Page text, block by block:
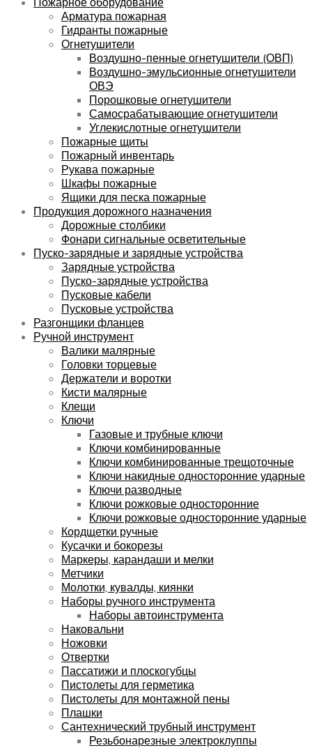
Арматура пожарная
Гидранты пожарные
Огнетушители
Воздушно-пенные огнетушители (ОВП)
Воздушно-эмульсионные огнетушители
ОВЭ
Порошковые огнетушители
Самосрабатывающие огнетушители
Углекислотные огнетушители
Пожарные щиты
Пожарный инвентарь
Рукава пожарные
Шкафы пожарные
Ящики для песка пожарные
Продукция дорожного назначения
Дорожные столбики
Фонари сигнальные осветительные
Пуско-зарядные и зарядные устройства
Зарядные устройства
Пуско-зарядные устройства
Пусковые кабели
Пусковые устройства
Разгонщики фланцев
Ручной инструмент
Валики малярные
Головки торцевые
Держатели и воротки
Кисти малярные
Клещи
Ключи
Газовые и трубные ключи
Ключи комбинированные
Ключи комбинированные трещоточные
Ключи накидные односторонние ударные
Ключи разводные
Ключи рожковые односторонние
Ключи рожковые односторонние ударные
Кордщетки ручные
Кусачки и бокорезы
Маркеры, карандаши и мелки
Метчики
Молотки, кувалды, киянки
Наборы ручного инструмента
Наборы автоинструмента
Наковальни
Ножовки
Отвертки
Пассатижи и плоскогубцы
Пистолеты для герметика
Пистолеты для монтажной пены
Плашки
Сантехнический трубный инструмент
Резьбонарезные электроклуппы